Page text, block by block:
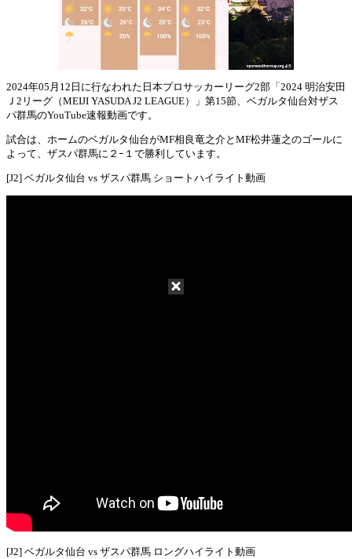
2024年05月12日に行なわれた日本プロサッカーリーグ2部「2024 明治安田
Ｊ2リーグ（MEIJI YASUDA J2 LEAGUE）」第15節、ベガルタ仙台対ザス
パ群馬のYouTube速報動画です。
試合は、ホームのベガルタ仙台がMF相良竜之介とMF松井蓮之のゴールに
よって、ザスパ群馬に２ｰ１で勝利しています。
[J2] ベガルタ仙台 vs ザスパ群馬 ショートハイライト動画
[J2] ベガルタ仙台 vs ザスパ群馬 ロングハイライト動画